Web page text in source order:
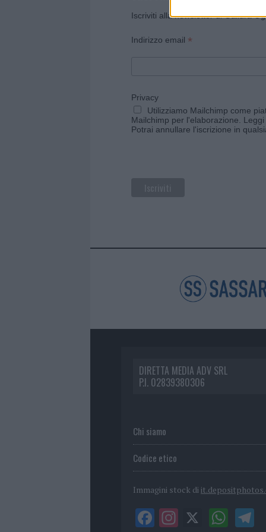
Iscriviti alla newsletter di Gallura
Indirizzo email *
Privacy
Utilizziamo Mailchimp come
Mailchimp per l'elaborazione.
Potrai annullare l'iscrizione in
DIRETTA MEDIA ADV SRL
P.I. 02839380306
Chi siamo
Codice etico
Immagini stock di